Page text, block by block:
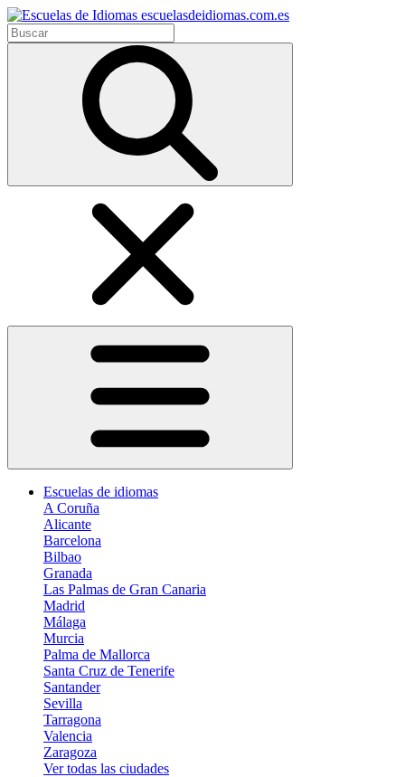
escuelasdeidiomas.com.es
Escuelas de idiomas
A Coruña
Alicante
Barcelona
Bilbao
Granada
Las Palmas de Gran Canaria
Madrid
Málaga
Murcia
Palma de Mallorca
Santa Cruz de Tenerife
Santander
Sevilla
Tarragona
Valencia
Zaragoza
Ver todas las ciudades